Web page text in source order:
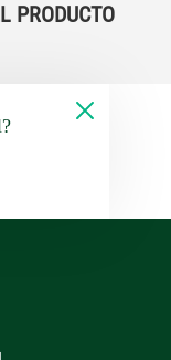
PRODUCTO